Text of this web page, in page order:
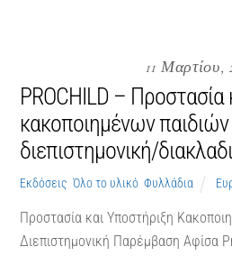
11 Μαρτίου,
PROCHILD – Προστασία
κακοποιημένων
διεπιστημονική/
Εκδόσεις ,Όλο το υλικό ,Φυλλάδια
Προστασία και Υποστήριξη
Διεπιστημονική Παρέμβαση Αφίσα